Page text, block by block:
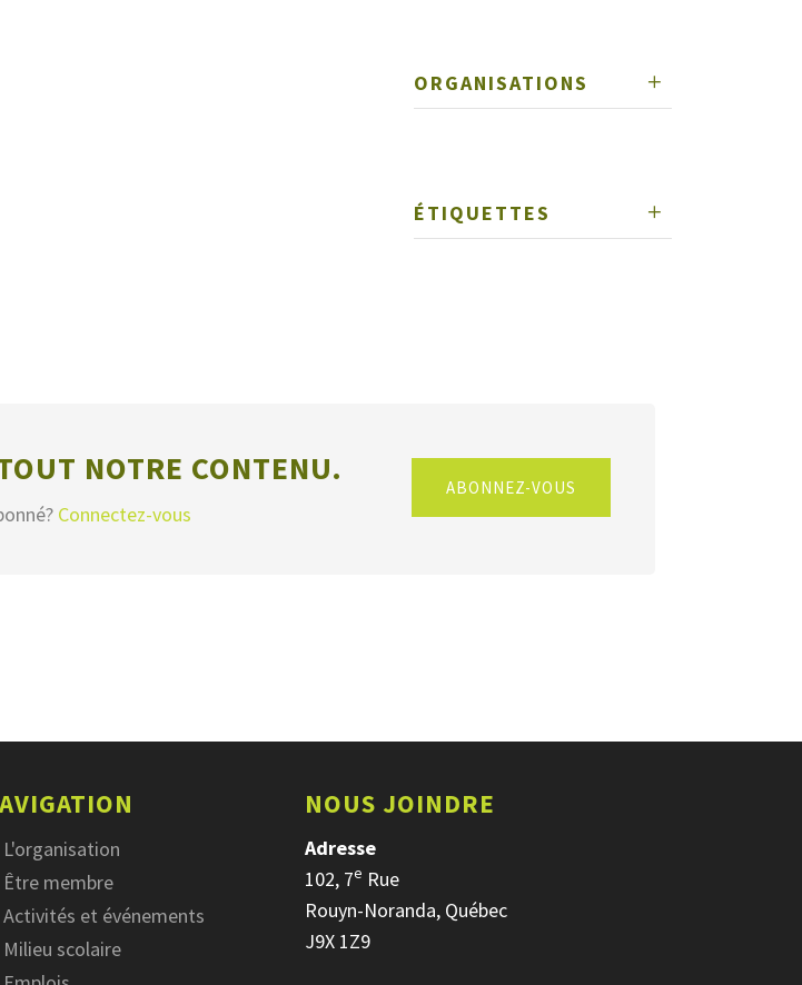
ORGANISATIONS
ÉTIQUETTES
NOTRE CONTENU.
Connectez-vous
ABONNEZ-VOUS
L'organisation
Être membre
Activités et événements
Milieu scolaire
NOUS JOINDRE
Adresse
102, 7e Rue
Rouyn-Noranda, Québec
J9X 1Z9